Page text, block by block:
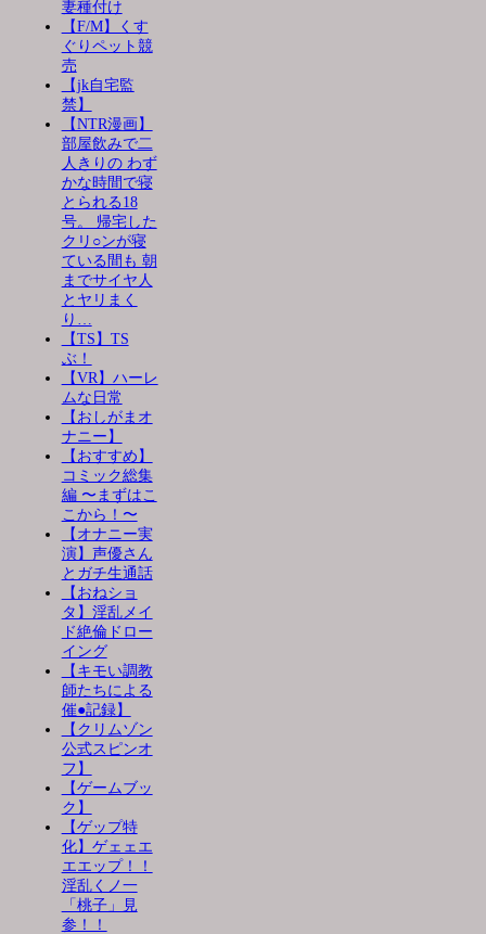
妻種付け
【F/M】くす
ぐりペット競
売
【jk自宅監
禁】
【NTR漫画】
部屋飲みで二
人きりの わず
かな時間で寝
とられる18
号。 帰宅した
クリ○ンが寝
ている間も 朝
までサイヤ人
とヤリまく
り…
【TS】TS
ぶ！
【VR】ハーレ
ムな日常
【おしがまオ
ナニー】
【おすすめ】
コミック総集
編 〜まずはこ
こから！〜
【オナニー実
演】声優さん
とガチ生通話
【おねショ
タ】淫乱メイ
ド絶倫ドロー
イング
【キモい調教
師たちによる
催●記録】
【クリムゾン
公式スピンオ
フ】
【ゲームブッ
ク】
【ゲップ特
化】ゲェェエ
エエップ！！
淫乱くノ一
「桃子」見
参！！